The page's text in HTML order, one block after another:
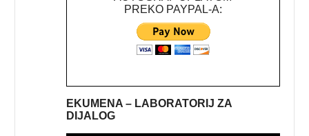
PREKO PAYPAL-A:
EKUMENA – LABORATORIJ ZA
DIJALOG